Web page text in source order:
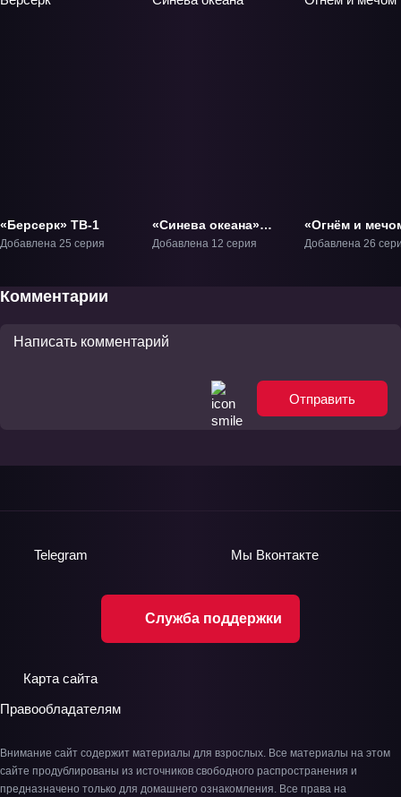
«Берсерк» ТВ-1
Добавлена 25 серия
«Синева океана»
ТВ-1
Добавлена 12 серия
«Огнём и
ТВ-1
Добавлена 26
Комментарии
Отправить
Служба поддержки
Telegram Мы Вконтакте
Карта сайта
Правообладателям
Внимание сайт содержит материалы для взрослых. Все материалы на этом
сайте продублированы из источников свободного распространения и
предназначено только для домашнего ознакомления. Все права на